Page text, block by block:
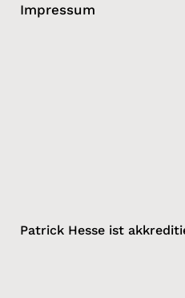
Impressum
Patrick Hesse ist